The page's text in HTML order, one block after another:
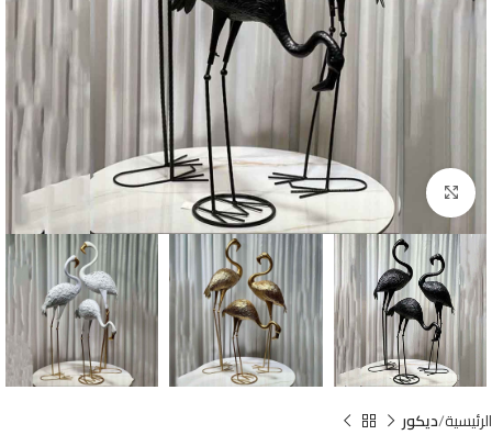
Click to enlarge
الرئيسية ديكور